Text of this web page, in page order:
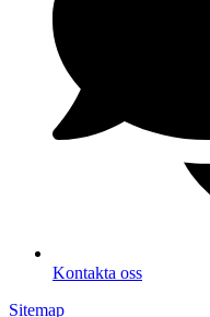
Kontakta oss
Sitemap